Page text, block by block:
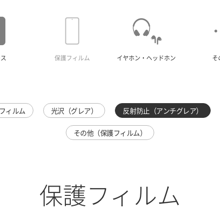
保護フィルム イヤホン・ヘッドホン そ
ィルム 光沢（グレア） 反射防止（アンチグレア）
その他（保護フィルム）
保護フィルム